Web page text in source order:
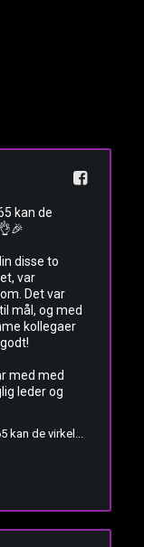
kan de
disse to
var
Det var
mål, og med
kollegaer
med med
leder og